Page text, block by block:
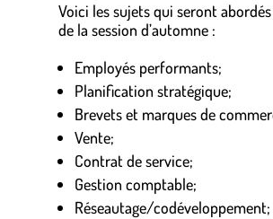
Voici les sujets qui seront
de la session d’automne :
Employés performants;
Planification stratégique;
Brevets et marques de
Vente;
Contrat de service;
Gestion comptable;
Réseautage/codéveloppement;